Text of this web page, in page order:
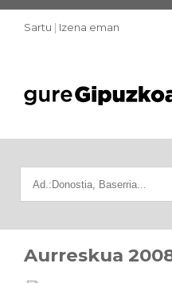
Sartu | Izena eman
Aurreskua